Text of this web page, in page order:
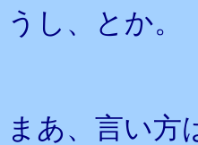
うし、とか。
まあ、言い方